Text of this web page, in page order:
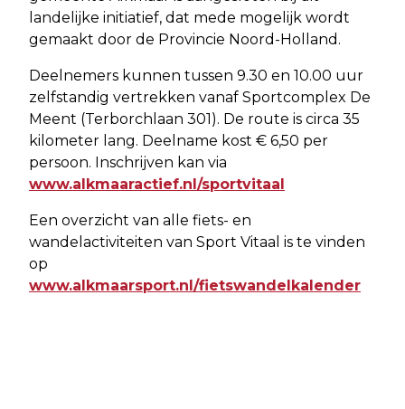
landelijke initiatief, dat mede mogelijk wordt
gemaakt door de Provincie Noord-Holland.
Deelnemers kunnen tussen 9.30 en 10.00 uur
zelfstandig vertrekken vanaf Sportcomplex De
Meent (Terborchlaan 301). De route is circa 35
kilometer lang. Deelname kost € 6,50 per
persoon. Inschrijven kan via
www.alkmaaractief.nl/sportvitaal
Een overzicht van alle fiets- en
wandelactiviteiten van Sport Vitaal is te vinden
op
www.alkmaarsport.nl/fietswandelkalender